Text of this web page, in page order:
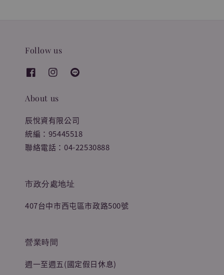
Follow us
About us
辰悅資有限公司
統編：95445518
聯絡電話：04-22530888
市政分處地址
407台中市西屯區市政路500號
營業時間
週一至週五(國定假日休息)